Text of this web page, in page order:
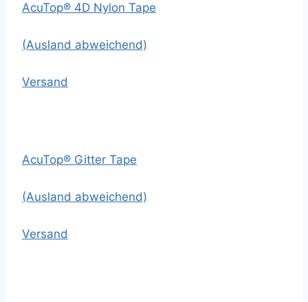
AcuTop® 4D Nylon Tape
(Ausland abweichend)
Versand
AcuTop® Gitter Tape
(Ausland abweichend)
Versand